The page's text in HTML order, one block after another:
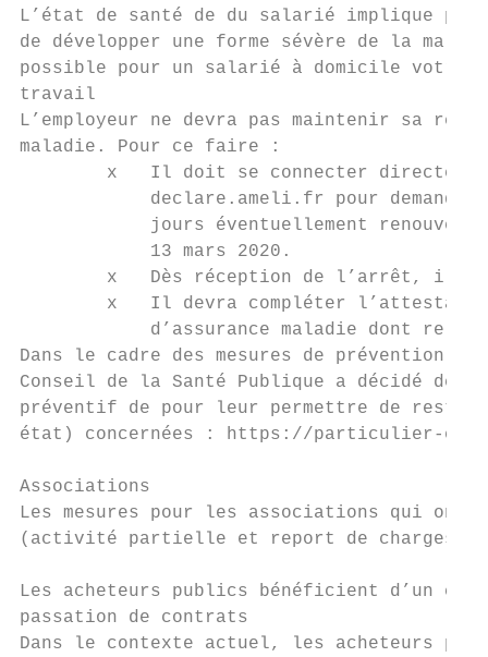
L’état de santé de du salarié implique
de développer une forme sévère de la
possible pour un salarié à domicile votre
travail
L’employeur ne devra pas maintenir sa
maladie. Pour ce faire :
x   Il doit se connecter
declare.ameli.fr pour
jours éventuellement
            13 mars 2020.
x   Dès réception de l’arrêt, il
x   Il devra compléter
d’assurance maladie dont
Dans le cadre des mesures de prévention
Conseil de la Santé Publique a décidé
préventif de pour leur permettre de
état) concernées : https://particulier-
Associations
Les mesures pour les associations qui ont
(activité partielle et report de charges,
Les acheteurs publics bénéficient d’un
passation de contrats
Dans le contexte actuel, les acheteurs